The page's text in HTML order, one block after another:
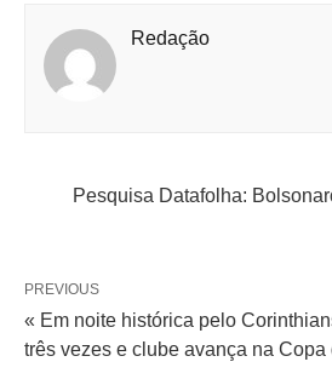
Redação
Pesquisa Datafolha:
PREVIOUS
« Em noite histórica pelo
três vezes e clube avança na Copa